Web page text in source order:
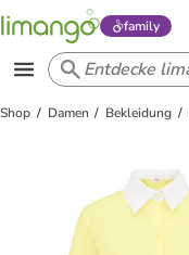
family
Shop Damen Bekleidung